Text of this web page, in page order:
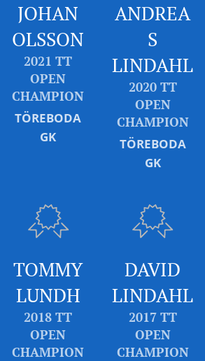
JOHAN
OLSSON
2021 TT
OPEN
CHAMPION
TÖREBODA
GK
ANDREA
S
LINDAHL
2020 TT
OPEN
CHAMPION
TÖREBODA
GK
TOMMY
LUNDH
2018 TT
OPEN
CHAMPION
DAVID
LINDAHL
2017 TT
OPEN
CHAMPION